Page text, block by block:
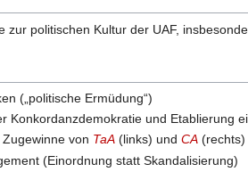
politischen Kultur der UAF,
(„politische Ermüdung“)
Konkordanzdemokratie und Etablierung
von TaA (links) undCA (rechts)
(Einordnung statt Skandalisierung)